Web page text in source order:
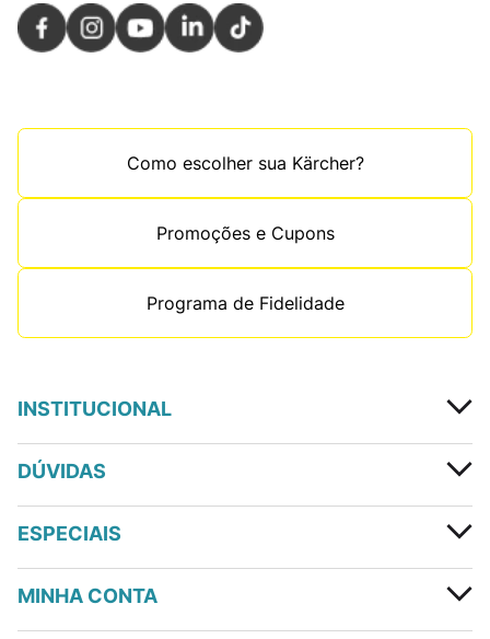
Como escolher sua Kärcher?
Promoções e Cupons
Programa de Fidelidade
INSTITUCIONAL
DÚVIDAS
ESPECIAIS
MINHA CONTA